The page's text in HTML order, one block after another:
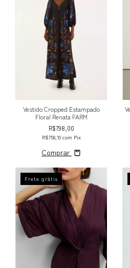
Vestido Cropped Estampado
Floral Renata FARM
R$798,00
R$758,10 com Pix
Comprar
Frete grátis